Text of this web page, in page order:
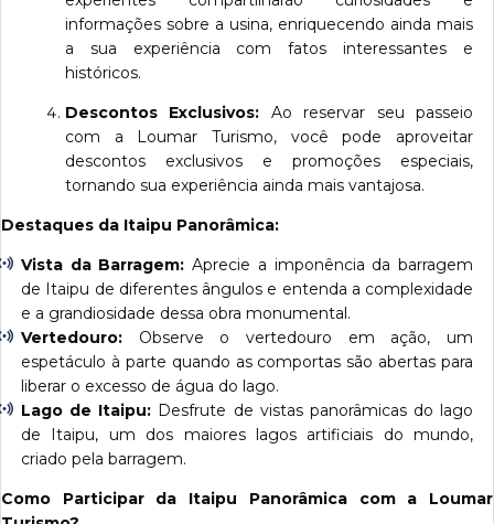
informações sobre a usina, enriquecendo ainda mais
a sua experiência com fatos interessantes e
históricos.
Descontos Exclusivos: Ao reservar seu passeio
com a Loumar Turismo, você pode aproveitar
descontos exclusivos e promoções especiais,
tornando sua experiência ainda mais vantajosa.
Destaques da Itaipu Panorâmica:
Vista da Barragem: Aprecie a imponência da barragem
de Itaipu de diferentes ângulos e entenda a complexidade
e a grandiosidade dessa obra monumental.
Vertedouro: Observe o vertedouro em ação, um
espetáculo à parte quando as comportas são abertas para
liberar o excesso de água do lago.
Lago de Itaipu: Desfrute de vistas panorâmicas do lago
de Itaipu, um dos maiores lagos artificiais do mundo,
criado pela barragem.
Como Participar da Itaipu Panorâmica com a Loumar